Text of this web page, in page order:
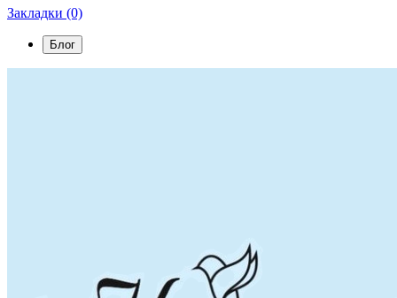
Закладки (0)
Блог